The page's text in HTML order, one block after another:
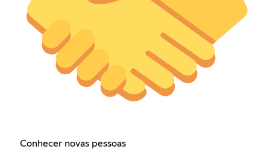
Conhecer novas pessoas